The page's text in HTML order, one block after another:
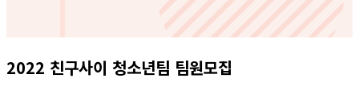
2022 친구사이 청소년팀 팀원모집